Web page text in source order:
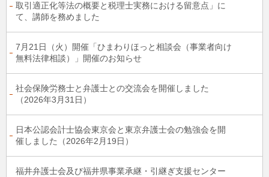
取引適正化等法の概要と税理士実務における留意点」に
て、講師を務めました
7月21日（火）開催「ひまわりほっと相談会（事業者向け
無料法律相談）」開催のお知らせ
社会保険労務士と弁護士との交流会を開催しました
（2026年3月31日）
日本公認会計士協会東京会と東京弁護士会の勉強会を開
催しました（2026年2月19日）
福井弁護士会及び福井県事業承継・引継ぎ支援センター